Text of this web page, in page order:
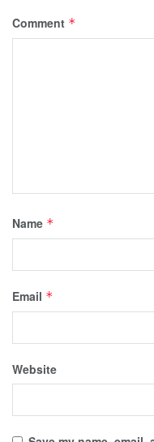
Comment *
Name *
Email *
Website